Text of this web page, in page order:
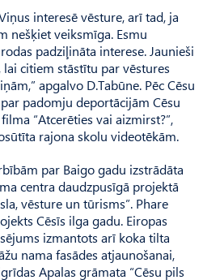
interesē vēsture, arī tad, ja
nešķiet veiksmīga. Esmu
padziļināta interese. Jaunieši
citiem stāstītu par vēstures
apgalvo D.Tabūne. Pēc Cēsu
padomju deportācijām Cēsu
“Atcerēties vai aizmirst?”,
rajona skolu videotēkām.
par Baigo gadu izstrādāta
centra daudzpusīgā projektā
vēsture un tūrisms”. Phare
Cēsīs ilga gadu. Eiropas
izmantots arī koka tilta
nama fasādes atjaunošanai,
Apalas grāmata “Cēsu pils